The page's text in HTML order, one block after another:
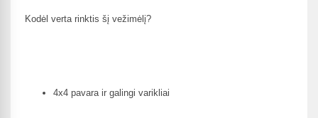
Kodėl verta rinktis šį vežimėlį?
4x4 pavara ir galingi varikliai